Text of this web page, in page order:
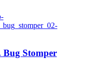
Bug Stomper